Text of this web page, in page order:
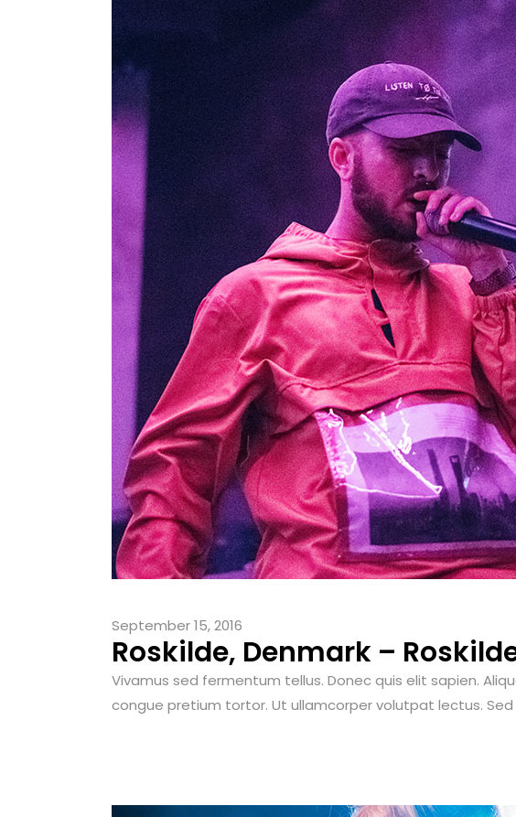
September 15, 2016
Roskilde, Denmark –
Vivamus sed fermentum tellus. Donec quis elit sapien.
congue pretium tortor. Ut ullamcorper volutpat lectus. Sed